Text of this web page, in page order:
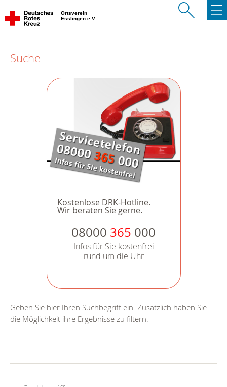
Ortsverein
Esslingen e.V.
Suche
Kostenlose DRK-Hotline.
Wir beraten Sie gerne.
08000 365 000
Infos für Sie kostenfrei
rund um die Uhr
Geben Sie hier Ihren Suchbegriff ein. Zusätzlich haben Sie
die Möglichkeit ihre Ergebnisse zu filtern.